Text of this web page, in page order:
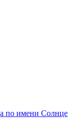
по имени Солнце